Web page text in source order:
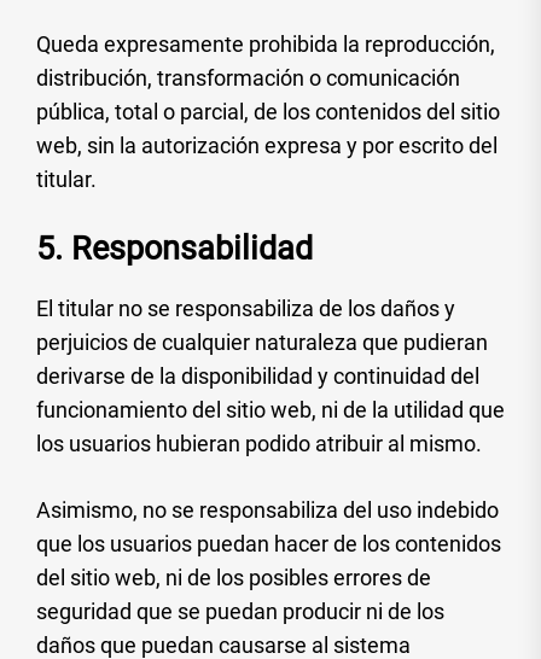
Queda expresamente prohibida la reproducción,
distribución, transformación o comunicación
pública, total o parcial, de los contenidos del sitio
web, sin la autorización expresa y por escrito del
titular.
5. Responsabilidad
El titular no se responsabiliza de los daños y
perjuicios de cualquier naturaleza que pudieran
derivarse de la disponibilidad y continuidad del
funcionamiento del sitio web, ni de la utilidad que
los usuarios hubieran podido atribuir al mismo.
Asimismo, no se responsabiliza del uso indebido
que los usuarios puedan hacer de los contenidos
del sitio web, ni de los posibles errores de
seguridad que se puedan producir ni de los
daños que puedan causarse al sistema